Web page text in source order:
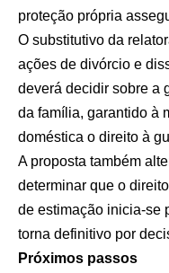
proteção própria
O substitutivo da
ações de divórcio e
deverá decidir sobre a
da família, garantido à
doméstica o direito à
A proposta também
determinar que o
de estimação inicia-se
torna definitivo por
Próximos passos